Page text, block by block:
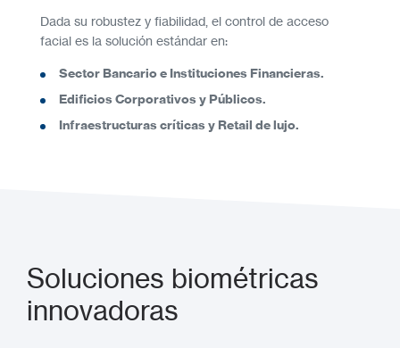
Dada su robustez y fiabilidad, el control de acceso
facial es la solución estándar en:
Sector Bancario e Instituciones Financieras.
Edificios Corporativos y Públicos.
Infraestructuras críticas y Retail de lujo.
Soluciones biométricas
innovadoras